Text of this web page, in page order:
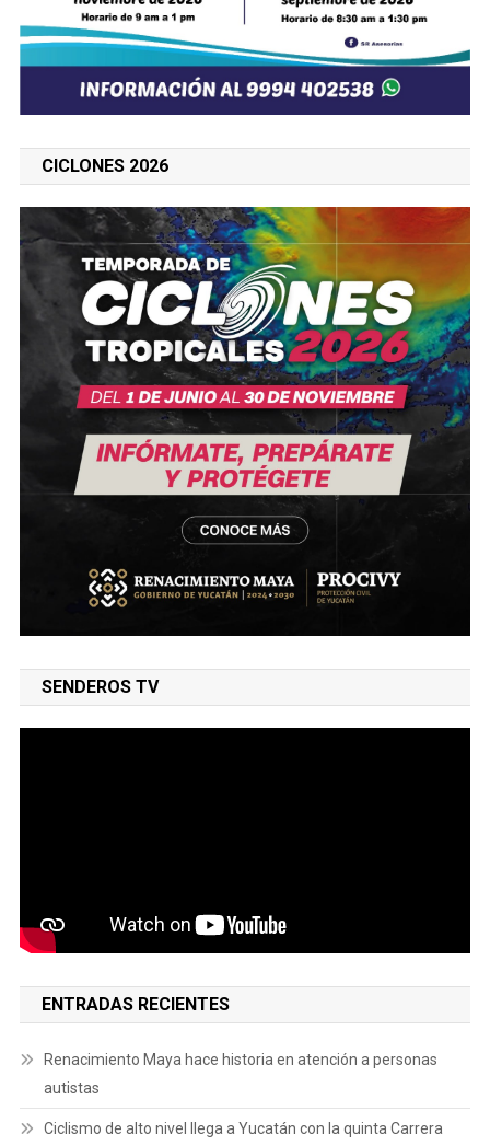
CICLONES 2026
SENDEROS TV
ENTRADAS RECIENTES
Renacimiento Maya hace historia en atención a personas
autistas
Ciclismo de alto nivel llega a Yucatán con la quinta Carrera